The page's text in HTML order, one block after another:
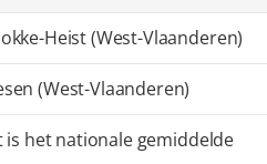
Heist (West-Vlaanderen)
(West-Vlaanderen)
is het nationale gemiddelde